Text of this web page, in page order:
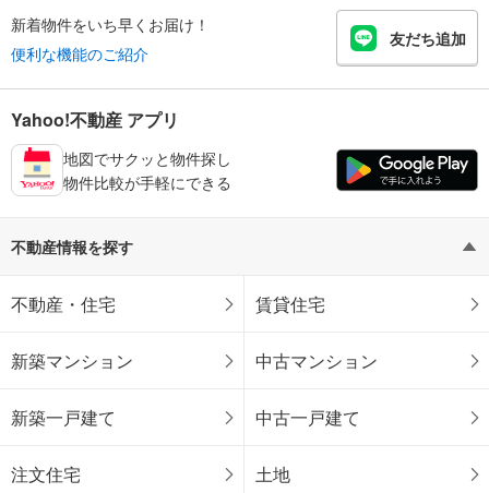
新着物件をいち早くお届け！
便利な機能のご紹介
友だち追加
Yahoo!不動産 アプリ
地図でサクッと物件探し
物件比較が手軽にできる
不動産情報を探す
不動産・住宅 賃貸住宅
新築マンション 中古マンション
新築一戸建て 中古一戸建て
注文住宅 土地